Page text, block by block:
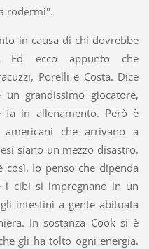
rodermi".
in causa di chi dovrebbe
ecco appunto che
Porelli e Costa. Dice
un grandissimo giocatore,
fa in allenamento. Però è
che arrivano a
siano un mezzo disastro.
così. Io penso che dipenda
i cibi si impregnano in un
intestini a gente abituata
In sostanza Cook si è
gli ha tolto ogni energia.